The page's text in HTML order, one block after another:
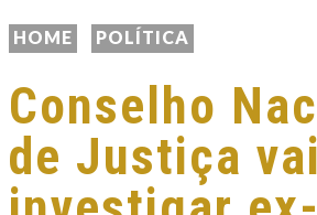
HOME POLÍTICA
Conselho
de Justiça vai